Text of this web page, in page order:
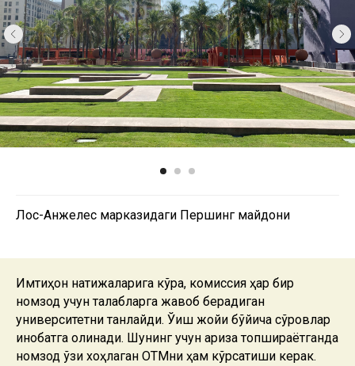
Лос-Анжелес марказидаги Першинг майдони
Имтиҳон натижаларига кўра, комиссия ҳар бир
номзод учун талабларга жавоб берадиган
университетни танлайди. Ўқиш жойи бўйича сўровлар
инобатга олинади. Шунинг учун ариза топшираётганда
номзод ўзи хоҳлаган ОТМни ҳам кўрсатиши керак.